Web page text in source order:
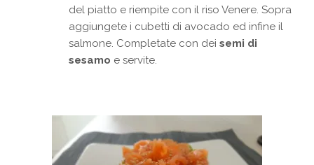
del piatto e riempite con il riso Venere. Sopra
aggiungete i cubetti di avocado ed infine il
salmone. Completate con deisemi di
sesamo e servite.